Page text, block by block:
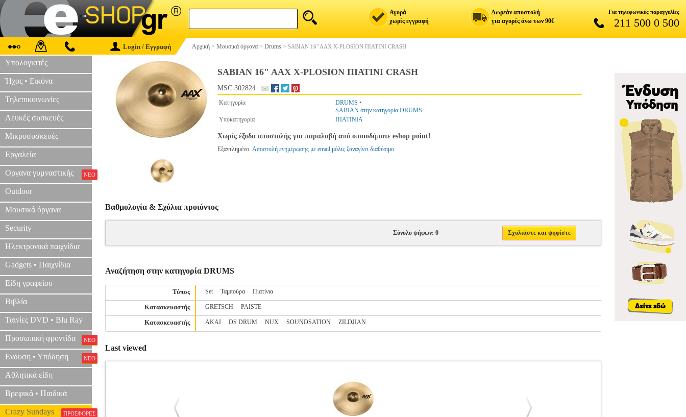
Αγορά
χωρίς εγγραφή
Δωρεάν αποστολή
για αγορές άνω των 90€
Για τηλεφωνικές παραγγελίες
211 500 0 500
Login / Εγγραφή Αρχική > Μουσικά όργανα > Drums > SABIAN 16" AAX X-PLOSION ΠΙΑΤΙΝΙ CRASH
Υπολογιστές
Ήχος • Εικόνα
Τηλεπικοινωνίες
Λευκές συσκευές
Μικροσυσκευές
Εργαλεία
Οργανα γυμναστικής ΝΕΟ
Outdoor
Μουσικά όργανα
Security
Ηλεκτρονικά παιχνίδια
Gadgets • Παιχνίδια
Είδη γραφείου
Βιβλία
Ταινίες DVD • Blu Ray
Προσωπική φροντίδα ΝΕΟ
Ενδυση • Υπόδηση ΝΕΟ
Αθλητικά είδη
Βρεφικά • Παιδικά
Crazy Sundays ΠΡΟΣΦΟΡΕΣ
SABIAN 16" AAX X-PLOSION ΠΙΑΤΙΝΙ CRASH
MSC.302824
Κατηγορία DRUMS •
SABIAN στην κατηγορία DRUMS
Υποκατηγορία
ΠΙΑΤΙΝΙΑ
Χωρίς έξοδα αποστολής για παραλαβή από οποιοδήποτε eshop point!
Εξαντλημένο. Αποστολή ενημέρωσης με email μόλις ξαναγίνει διαθέσιμο
Βαθμολογία & Σχόλια προιόντος
Σύνολο ψήφων: 0 Σχολιάστε και ψηφίστε
Αναζήτηση στην κατηγορία DRUMS
Τύπος Set Ταμπούρα Πιατίνια
Κατασκευαστής GRETSCH PAISTE
Κατασκευαστής AKAI DS DRUM NUX SOUNDSATION ZILDJIAN
Last viewed